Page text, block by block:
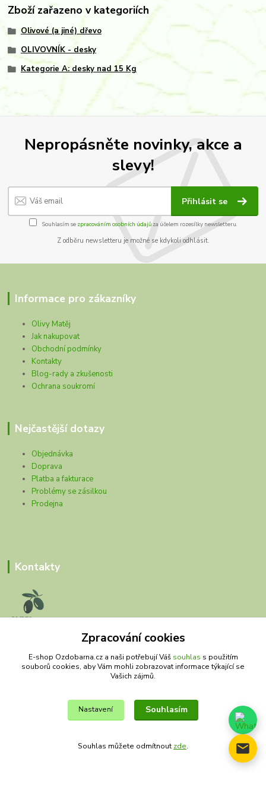
Zboží zařazeno v kategoriích
Olivové (a jiné) dřevo
OLIVOVNÍK - desky
Kategorie A: desky nad 15 Kg
Nepropásněte novinky, akce a
slevy!
Přihlásit se
Souhlasím se zpracováním osobních údajůza účelem rozesílky newsletteru.
Z odběru newsletteru je možné se kdykoli odhlásit.
Informace pro zákazníky
Olivy Matěj
Jak nakupovat
Obchodní podmínky
Kontakty
Blog-rady a zkušenosti
Ochrana soukromí
Nejčastější dotazy
Objednávka
Doprava
Platba a fakturace
Problémy se zásilkou
Prodejna
Kontakty
Kristýna Matějková
olivymatej@seznam.cz
Zpracování cookies
E-shop Ozdobarna.cz a naši potřebují Váš souhlas s použitím
souborů cookies, aby Vám mohli zobrazovat informace týkající se
Vašich zájmů.
Nastavení Souhlasím
Souhlas můžete odmítnout zde.